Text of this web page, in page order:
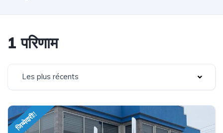
1 परिणाम
Les plus récents
जिम्मेदारी!!